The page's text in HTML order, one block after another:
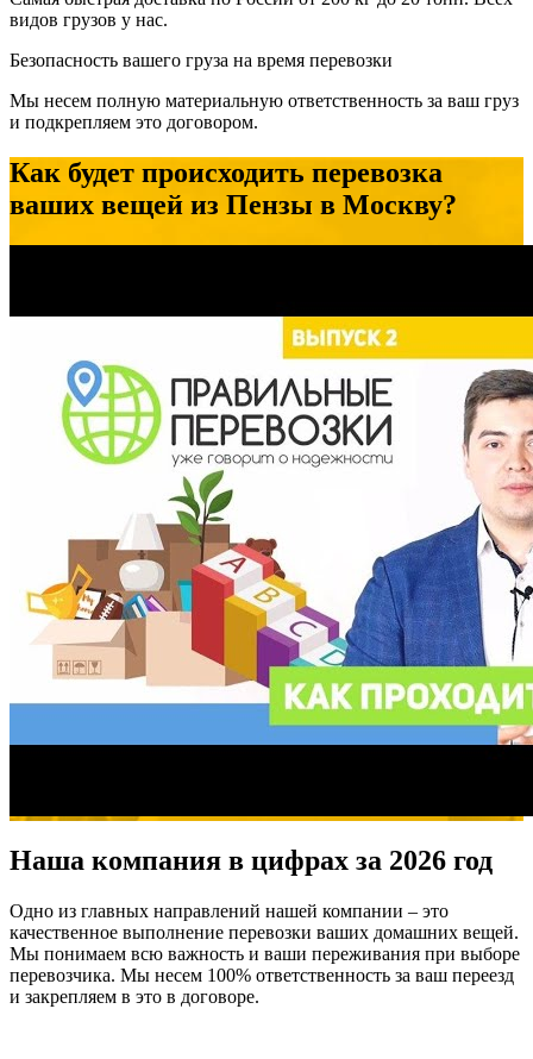
видов грузов у нас.
Безопасность вашего груза на время перевозки
Мы несем полную материальную ответственность за ваш груз
и подкрепляем это договором.
Как будет происходить перевозка
ваших вещей из Пензы в Москву?
Наша компания в цифрах за 2026 год
Одно из главных направлений нашей компании – это
качественное выполнение перевозки ваших домашних вещей.
Мы понимаем всю важность и ваши переживания при выборе
перевозчика. Мы несем 100% ответственность за ваш переезд
и закрепляем в это в договоре.